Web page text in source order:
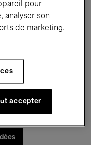
pour
analyser son
de marketing.
accepter